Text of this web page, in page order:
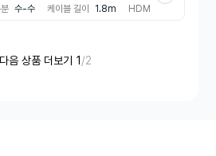
수-수 케이블 길이 1.8m
HDM
다음 상품 더보기 1 /2